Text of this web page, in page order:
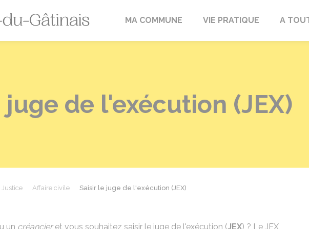
Fréville-du-Gâtinais
MA COMMUNE VIE PRATIQUE A
juge de l'exécution (JEX)
Justice Affaire civile Saisir le juge de l'exécution (JEX)
un créancieret vous souhaitez saisir le juge de l'exécution (JEX) ? Le JEX